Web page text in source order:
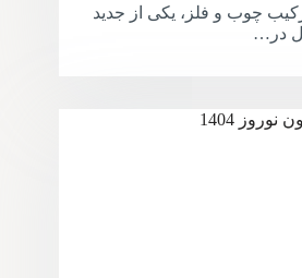
چوب و فلز، یکی از جدید
در…